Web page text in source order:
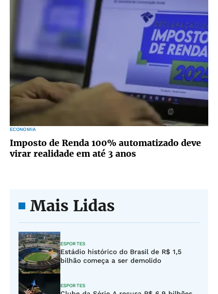
ECONOMIA
Imposto de Renda 100% automatizado deve
virar realidade em até 3 anos
Mais Lidas
ESPORTES
Estádio histórico do Brasil de R$ 1,5
bilhão começa a ser demolido
ESPORTES